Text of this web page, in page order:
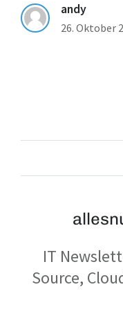
andy
26. Oktober
IT
Source,